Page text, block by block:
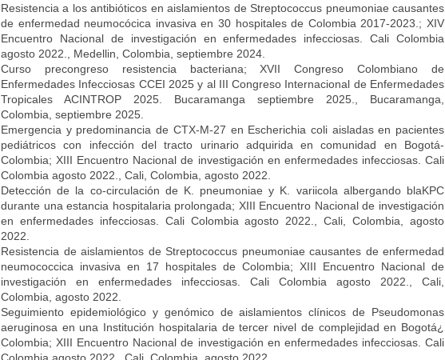
Resistencia a los antibióticos en aislamientos de Streptococcus pneumoniae causantes
de enfermedad neumocócica invasiva en 30 hospitales de Colombia 2017-2023.; XIV
Encuentro Nacional de investigación en enfermedades infecciosas. Cali Colombia
agosto 2022., Medellin, Colombia, septiembre 2024.
Curso precongreso resistencia bacteriana; XVII Congreso Colombiano de
Enfermedades Infecciosas CCEI 2025 y al III Congreso Internacional de Enfermedades
Tropicales ACINTROP 2025. Bucaramanga septiembre 2025., Bucaramanga,
Colombia, septiembre 2025.
Emergencia y predominancia de CTX-M-27 en Escherichia coli aisladas en pacientes
pediátricos con infección del tracto urinario adquirida en comunidad en Bogotá-
Colombia; XIII Encuentro Nacional de investigación en enfermedades infecciosas. Cali
Colombia agosto 2022., Cali, Colombia, agosto 2022.
Detección de la co-circulación de K. pneumoniae y K. variicola albergando blaKPC
durante una estancia hospitalaria prolongada; XIII Encuentro Nacional de investigación
en enfermedades infecciosas. Cali Colombia agosto 2022., Cali, Colombia, agosto
2022.
Resistencia de aislamientos de Streptococcus pneumoniae causantes de enfermedad
neumococcica invasiva en 17 hospitales de Colombia; XIII Encuentro Nacional de
investigación en enfermedades infecciosas. Cali Colombia agosto 2022., Cali,
Colombia, agosto 2022.
Seguimiento epidemiológico y genómico de aislamientos clínicos de Pseudomonas
aeruginosa en una Institución hospitalaria de tercer nivel de complejidad en Bogotá¿
Colombia; XIII Encuentro Nacional de investigación en enfermedades infecciosas. Cali
Colombia agosto 2022., Cali, Colombia, agosto 2022.